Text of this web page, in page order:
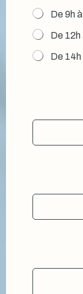
De 9h
De 12h
De 14h